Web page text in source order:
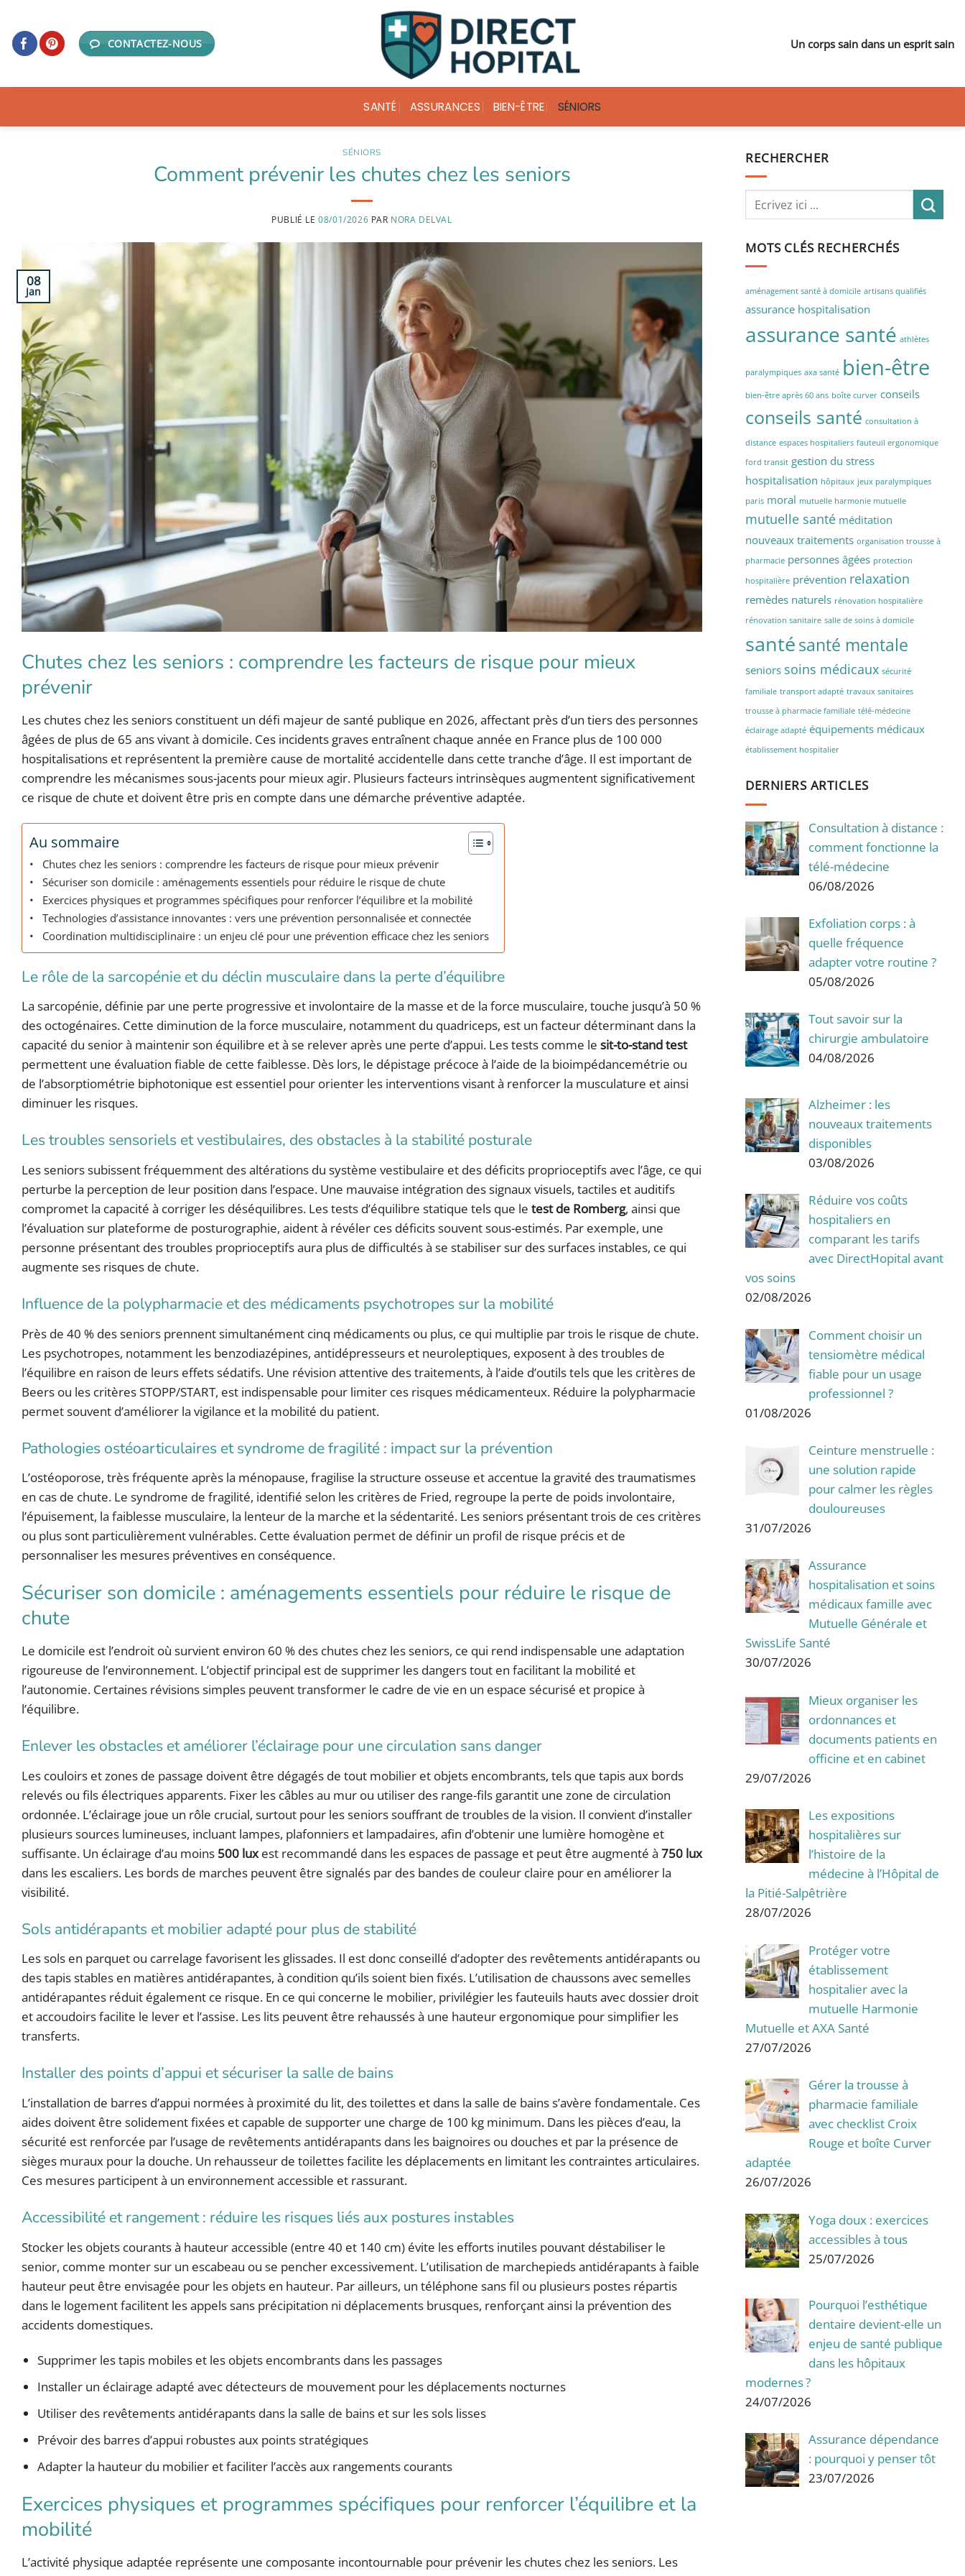
contenu
CONTACTEZ-NOUS Un corps sain dans un esprit sain
SANTÉ ASSURANCES BIEN-ÊTRE SÉNIORS
SÉNIORS
Comment prévenir les chutes chez les seniors
PUBLIÉ LE08/01/2026 PAR NORA DELVAL
08
Jan
Chutes chez les seniors : comprendre les facteurs de risque pour mieux
prévenir
Les chutes chez les seniors constituent un défi majeur de santé publique en 2026, affectant près d’un tiers des personnes
âgées de plus de 65 ans vivant à domicile. Ces incidents graves entraînent chaque année en France plus de 100 000
hospitalisations et représentent la première cause de mortalité accidentelle dans cette tranche d’âge. Il est important de
comprendre les mécanismes sous-jacents pour mieux agir. Plusieurs facteurs intrinsèques augmentent significativement
ce risque de chute et doivent être pris en compte dans une démarche préventive adaptée.
Au sommaire
Chutes chez les seniors : comprendre les facteurs de risque pour mieux prévenir
Sécuriser son domicile : aménagements essentiels pour réduire le risque de chute
Exercices physiques et programmes spécifiques pour renforcer l’équilibre et la mobilité
Technologies d’assistance innovantes : vers une prévention personnalisée et connectée
Coordination multidisciplinaire : un enjeu clé pour une prévention efficace chez les seniors
Le rôle de la sarcopénie et du déclin musculaire dans la perte d’équilibre
La sarcopénie, définie par une perte progressive et involontaire de la masse et de la force musculaire, touche jusqu’à 50 %
des octogénaires. Cette diminution de la force musculaire, notamment du quadriceps, est un facteur déterminant dans la
capacité du senior à maintenir son équilibre et à se relever après une perte d’appui. Les tests comme le sit-to-stand test
permettent une évaluation fiable de cette faiblesse. Dès lors, le dépistage précoce à l’aide de la bioimpédancemétrie ou
de l’absorptiométrie biphotonique est essentiel pour orienter les interventions visant à renforcer la musculature et ainsi
diminuer les risques.
Les troubles sensoriels et vestibulaires, des obstacles à la stabilité posturale
Les seniors subissent fréquemment des altérations du système vestibulaire et des déficits proprioceptifs avec l’âge, ce qui
perturbe la perception de leur position dans l’espace. Une mauvaise intégration des signaux visuels, tactiles et auditifs
compromet la capacité à corriger les déséquilibres. Les tests d’équilibre statique tels que le test de Romberg, ainsi que
l’évaluation sur plateforme de posturographie, aident à révéler ces déficits souvent sous-estimés. Par exemple, une
personne présentant des troubles proprioceptifs aura plus de difficultés à se stabiliser sur des surfaces instables, ce qui
augmente ses risques de chute.
Influence de la polypharmacie et des médicaments psychotropes sur la mobilité
Près de 40 % des seniors prennent simultanément cinq médicaments ou plus, ce qui multiplie par trois le risque de chute.
Les psychotropes, notamment les benzodiazépines, antidépresseurs et neuroleptiques, exposent à des troubles de
l’équilibre en raison de leurs effets sédatifs. Une révision attentive des traitements, à l’aide d’outils tels que les critères de
Beers ou les critères STOPP/START, est indispensable pour limiter ces risques médicamenteux. Réduire la polypharmacie
permet souvent d’améliorer la vigilance et la mobilité du patient.
Pathologies ostéoarticulaires et syndrome de fragilité : impact sur la prévention
L’ostéoporose, très fréquente après la ménopause, fragilise la structure osseuse et accentue la gravité des traumatismes
en cas de chute. Le syndrome de fragilité, identifié selon les critères de Fried, regroupe la perte de poids involontaire,
l’épuisement, la faiblesse musculaire, la lenteur de la marche et la sédentarité. Les seniors présentant trois de ces critères
ou plus sont particulièrement vulnérables. Cette évaluation permet de définir un profil de risque précis et de
personnaliser les mesures préventives en conséquence.
Sécuriser son domicile : aménagements essentiels pour réduire le risque de
chute
Le domicile est l’endroit où survient environ 60 % des chutes chez les seniors, ce qui rend indispensable une adaptation
rigoureuse de l’environnement. L’objectif principal est de supprimer les dangers tout en facilitant la mobilité et
l’autonomie. Certaines révisions simples peuvent transformer le cadre de vie en un espace sécurisé et propice à
l’équilibre.
Enlever les obstacles et améliorer l’éclairage pour une circulation sans danger
Les couloirs et zones de passage doivent être dégagés de tout mobilier et objets encombrants, tels que tapis aux bords
relevés ou fils électriques apparents. Fixer les câbles au mur ou utiliser des range-fils garantit une zone de circulation
ordonnée. L’éclairage joue un rôle crucial, surtout pour les seniors souffrant de troubles de la vision. Il convient d’installer
plusieurs sources lumineuses, incluant lampes, plafonniers et lampadaires, afin d’obtenir une lumière homogène et
suffisante. Un éclairage d’au moins 500 luxest recommandé dans les espaces de passage et peut être augmenté à 750 lux
dans les escaliers. Les bords de marches peuvent être signalés par des bandes de couleur claire pour en améliorer la
visibilité.
Sols antidérapants et mobilier adapté pour plus de stabilité
Les sols en parquet ou carrelage favorisent les glissades. Il est donc conseillé d’adopter des revêtements antidérapants ou
des tapis stables en matières antidérapantes, à condition qu’ils soient bien fixés. L’utilisation de chaussons avec semelles
antidérapantes réduit également ce risque. En ce qui concerne le mobilier, privilégier les fauteuils hauts avec dossier droit
et accoudoirs facilite le lever et l’assise. Les lits peuvent être rehaussés à une hauteur ergonomique pour simplifier les
transferts.
Installer des points d’appui et sécuriser la salle de bains
L’installation de barres d’appui normées à proximité du lit, des toilettes et dans la salle de bains s’avère fondamentale. Ces
aides doivent être solidement fixées et capable de supporter une charge de 100 kg minimum. Dans les pièces d’eau, la
sécurité est renforcée par l’usage de revêtements antidérapants dans les baignoires ou douches et par la présence de
sièges muraux pour la douche. Un rehausseur de toilettes facilite les déplacements en limitant les contraintes articulaires.
Ces mesures participent à un environnement accessible et rassurant.
Accessibilité et rangement : réduire les risques liés aux postures instables
Stocker les objets courants à hauteur accessible (entre 40 et 140 cm) évite les efforts inutiles pouvant déstabiliser le
senior, comme monter sur un escabeau ou se pencher excessivement. L’utilisation de marchepieds antidérapants à faible
hauteur peut être envisagée pour les objets en hauteur. Par ailleurs, un téléphone sans fil ou plusieurs postes répartis
dans le logement facilitent les appels sans précipitation ni déplacements brusques, renforçant ainsi la prévention des
accidents domestiques.
Supprimer les tapis mobiles et les objets encombrants dans les passages
Installer un éclairage adapté avec détecteurs de mouvement pour les déplacements nocturnes
Utiliser des revêtements antidérapants dans la salle de bains et sur les sols lisses
Prévoir des barres d’appui robustes aux points stratégiques
Adapter la hauteur du mobilier et faciliter l’accès aux rangements courants
Exercices physiques et programmes spécifiques pour renforcer l’équilibre et la
mobilité
L’activité physique adaptée représente une composante incontournable pour prévenir les chutes chez les seniors. Les
RECHERCHER
MOTS CLÉS RECHERCHÉS
aménagement santé à domicile artisans qualifiés
assurance hospitalisation
assurance santé athlètes
paralympiques axa santé bien-être
bien-être après 60 ans boîte curver conseils
conseils santé consultation à
distance espaces hospitaliers fauteuil ergonomique
ford transit gestion du stress
hospitalisation hôpitaux jeux paralympiques
paris moral mutuelle harmonie mutuelle
mutuelle santé méditation
nouveaux traitements organisation trousse à
pharmacie personnes âgées protection
hospitalière prévention relaxation
remèdes naturels rénovation hospitalière
rénovation sanitaire salle de soins à domicile
santésanté mentale
seniors soins médicaux sécurité
familiale transport adapté travaux sanitaires
trousse à pharmacie familiale télé-médecine
éclairage adapté équipements médicaux
établissement hospitalier
DERNIERS ARTICLES
Consultation à distance :
comment fonctionne la
télé-médecine
06/08/2026
Exfoliation corps : à
quelle fréquence
adapter votre routine ?
05/08/2026
Tout savoir sur la
chirurgie ambulatoire
04/08/2026
Alzheimer : les
nouveaux traitements
disponibles
03/08/2026
Réduire vos coûts
hospitaliers en
comparant les tarifs
avec DirectHopital avant
vos soins
02/08/2026
Comment choisir un
tensiomètre médical
fiable pour un usage
professionnel ?
01/08/2026
Ceinture menstruelle :
une solution rapide
pour calmer les règles
douloureuses
31/07/2026
Assurance
hospitalisation et soins
médicaux famille avec
Mutuelle Générale et
SwissLife Santé
30/07/2026
Mieux organiser les
ordonnances et
documents patients en
officine et en cabinet
29/07/2026
Les expositions
hospitalières sur
l’histoire de la
médecine à l’Hôpital de
la Pitié-Salpêtrière
28/07/2026
Protéger votre
établissement
hospitalier avec la
mutuelle Harmonie
Mutuelle et AXA Santé
27/07/2026
Gérer la trousse à
pharmacie familiale
avec checklist Croix
Rouge et boîte Curver
adaptée
26/07/2026
Yoga doux : exercices
accessibles à tous
25/07/2026
Pourquoi l’esthétique
dentaire devient-elle un
enjeu de santé publique
dans les hôpitaux
modernes ?
24/07/2026
Assurance dépendance
: pourquoi y penser tôt
23/07/2026